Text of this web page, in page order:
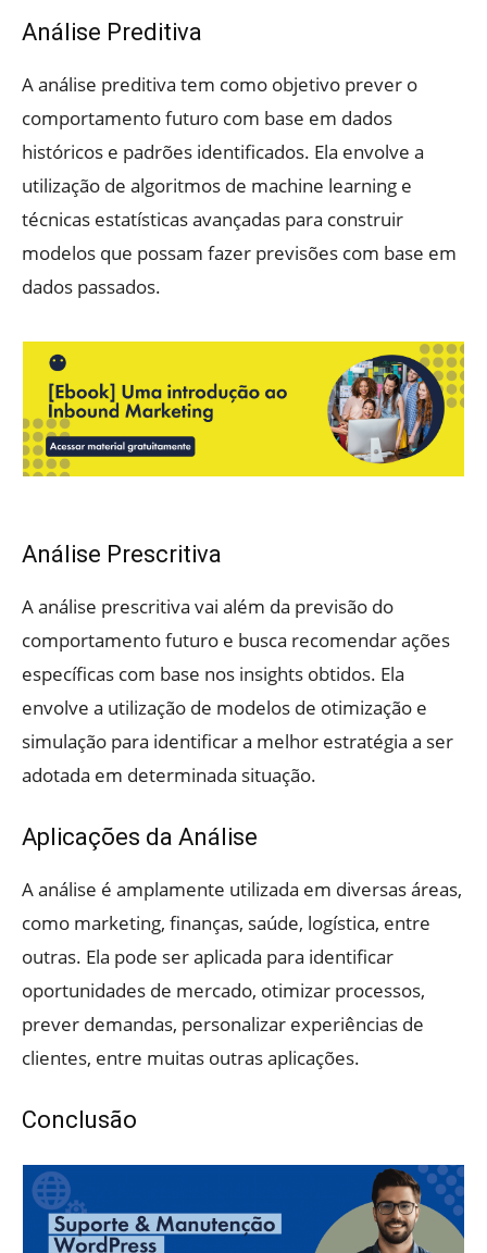
Análise Preditiva
A análise preditiva tem como objetivo prever o
comportamento futuro com base em dados
históricos e padrões identificados. Ela envolve a
utilização de algoritmos de machine learning e
técnicas estatísticas avançadas para construir
modelos que possam fazer previsões com base em
dados passados.
Análise Prescritiva
A análise prescritiva vai além da previsão do
comportamento futuro e busca recomendar ações
específicas com base nos insights obtidos. Ela
envolve a utilização de modelos de otimização e
simulação para identificar a melhor estratégia a ser
adotada em determinada situação.
Aplicações da Análise
A análise é amplamente utilizada em diversas áreas,
como marketing, finanças, saúde, logística, entre
outras. Ela pode ser aplicada para identificar
oportunidades de mercado, otimizar processos,
prever demandas, personalizar experiências de
clientes, entre muitas outras aplicações.
Conclusão